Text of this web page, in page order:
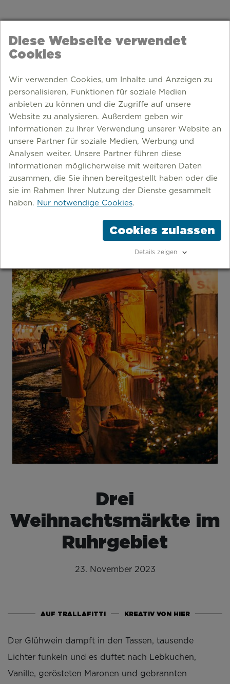
Diese Webseite verwendet
Cookies
Wir verwenden Cookies, um Inhalte und Anzeigen zu
personalisieren, Funktionen für soziale Medien
anbieten zu können und die Zugriffe auf unsere
Website zu analysieren. Außerdem geben wir
Informationen zu Ihrer Verwendung unserer Website an
unsere Partner für soziale Medien, Werbung und
Analysen weiter. Unsere Partner führen diese
Informationen möglicherweise mit weiteren Daten
zusammen, die Sie ihnen bereitgestellt haben oder die
sie im Rahmen Ihrer Nutzung der Dienste gesammelt
haben. Nur notwendige Cookies.
Cookies zulassen
Details zeigen
Drei
Weihnachtsmärkte im
Ruhrgebiet
23. November 2023
AUF TRALLAFITTI KREATIV VON HIER
Der Glühwein dampft in den Tassen, tausende
Lichter funkeln und es duftet nach Lebkuchen,
Vanille, gerösteten Maronen und gebrannten